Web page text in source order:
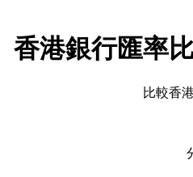
香港銀行匯率
比較香